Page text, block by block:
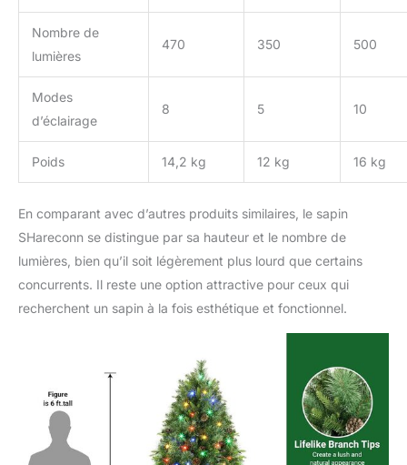
Nombre de
lumières
470 350 500
Modes
d’éclairage
8 5 10
Poids 14,2 kg 12 kg 16 kg
En comparant avec d’autres produits similaires, le sapin
SHareconn se distingue par sa hauteur et le nombre de
lumières, bien qu’il soit légèrement plus lourd que certains
concurrents. Il reste une option attractive pour ceux qui
recherchent un sapin à la fois esthétique et fonctionnel.